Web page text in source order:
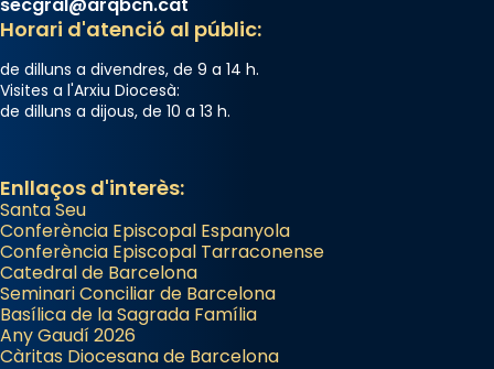
secgral@arqbcn.cat
Horari d'atenció al públic:
de dilluns a divendres, de 9 a 14 h.
Visites a l'Arxiu Diocesà:
de dilluns a dijous, de 10 a 13 h.
Enllaços d'interès:
Santa Seu
Conferència Episcopal Espanyola
Conferència Episcopal Tarraconense
Catedral de Barcelona
Seminari Conciliar de Barcelona
Basílica de la Sagrada Família
Any Gaudí 2026
Càritas Diocesana de Barcelona